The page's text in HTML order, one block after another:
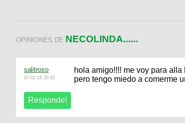
OPINIONES DE NECOLINDA......
salitroso
07-01-18 20:32
hola amigo!!!! me voy para
pero tengo miedo a comerme